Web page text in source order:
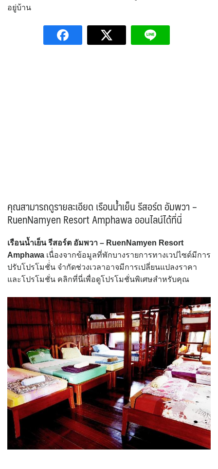
อยู่บ้าน
คุณสามารถดูรายละเอียด เรือนน้ำเย็น รีสอร์ต อัมพวา –
RuenNamyen Resort Amphawa ออนไลน์ได้ที่นี่
เรือนน้ำเย็น รีสอร์ต อัมพวา – RuenNamyen Resort
Amphawa เนื่่องจากข้อมูลที่พักบางรายการทางเวปไซด์มีการ
ปรับโปรโมชั่่น จำกัดช่วงเวลาอาจมีการเปลี่ยนแปลงราคา
และโปรโมชั่น คลิกที่นี่เพื่อดูโปรโมชั่นพิเศษสำหรับคุณ